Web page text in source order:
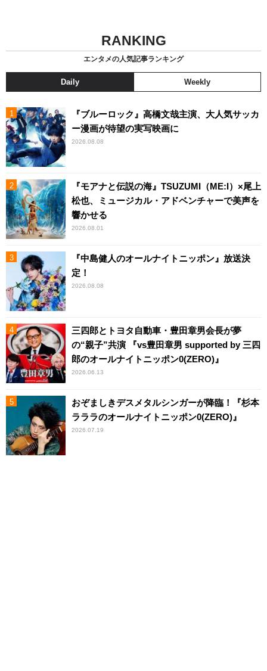
RANKING
エンタメの人気記事ランキング
Daily Weekly
『ブルーロック』高橋文哉主演、大人気サッカ
ー漫画が待望の実写映画に
2026.08.08
『モアナと伝説の海』TSUZUMI（ME:I）×尾上
松也、ミュージカル・アドベンチャーで美声を
響かせる
2026.08.01
『中島健人のオールナイトニッポン』放送決
定！
2026.08.08
三四郎とトヨタ自動車・豊田章男会長が夢
の“親子”共演 『vs豊田章男 supported by 三四
郎のオールナイトニッポン0(ZERO)』
2026.06.13
おぞましきデスメタルシンガーが降臨！『杉本
ラララのオールナイトニッポン0(ZERO)』
2026.07.19